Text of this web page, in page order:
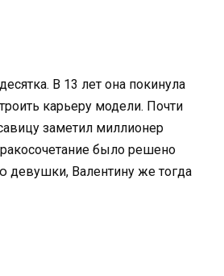
В 13 лет она покинула
карьеру модели. Почти
заметил миллионер
было решено
девушки, Валентину же тогда